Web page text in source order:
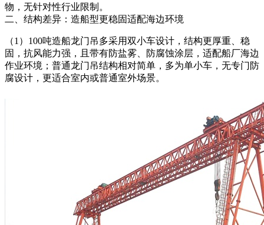
物，无针对性行业限制。
二、结构差异：造船型更稳固适配海边环境
（1）100吨造船龙门吊多采用双小车设计，结构更厚重、稳
固，抗风能力强，且带有防盐雾、防腐蚀涂层，适配船厂海边
作业环境；普通龙门吊结构相对简单，多为单小车，无专门防
腐设计，更适合室内或普通室外场景。